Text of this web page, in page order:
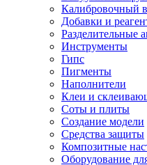
Калибровочный
Добавки и
Разделительные
Инструменты
Гипс
Пигменты
Наполнители
Клеи и
Соты и плиты
Создание модели
Средства защиты
Композитные
Оборудование